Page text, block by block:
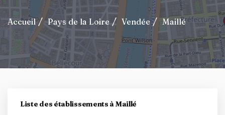
Accueil Pays de la Loire Vendée Maillé
Liste des établissements à Maillé